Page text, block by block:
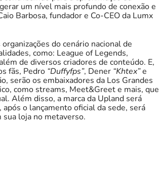
um nível mais profundo de conexão e
Barbosa, fundador e Co-CEO da Lumx
do cenário nacional de
como: League of Legends,
de diversos criadores de conteúdo. E,
fãs, Pedro “Duffyfps”, Dener “Khtex”e
serão os embaixadores da Los Grandes
como streams, Meet&Greet e mais, que
Além disso, a marca da Upland será
o lançamento oficial da sede, será
sua loja no metaverso.